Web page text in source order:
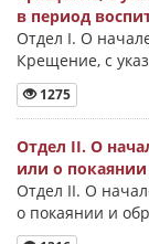
в период
Отдел I. О
Крещение, с
1275
Отдел II. О
или о
Отдел II. О
о покаянии и